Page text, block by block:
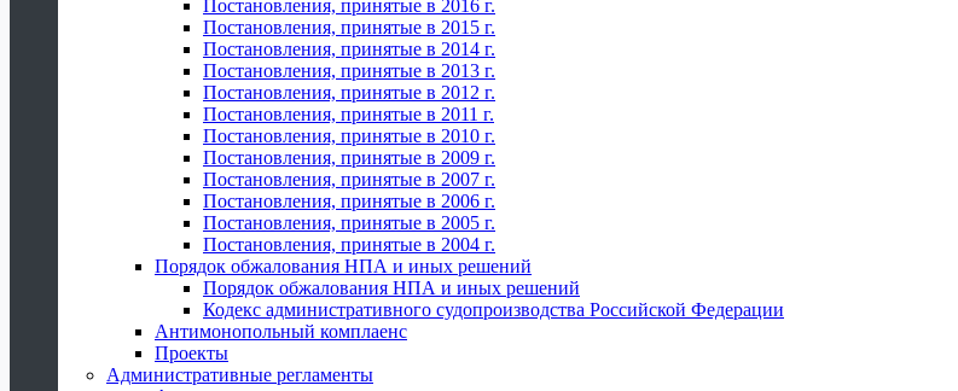
Постановления, принятые в 2016 г.
Постановления, принятые в 2015 г.
Постановления, принятые в 2014 г.
Постановления, принятые в 2013 г.
Постановления, принятые в 2012 г.
Постановления, принятые в 2011 г.
Постановления, принятые в 2010 г.
Постановления, принятые в 2009 г.
Постановления, принятые в 2007 г.
Постановления, принятые в 2006 г.
Постановления, принятые в 2005 г.
Постановления, принятые в 2004 г.
Порядок обжалования НПА и иных решений
Порядок обжалования НПА и иных решений
Кодекс административного судопроизводства Российской Федерации
Антимонопольный комплаенс
Проекты
Административные регламенты